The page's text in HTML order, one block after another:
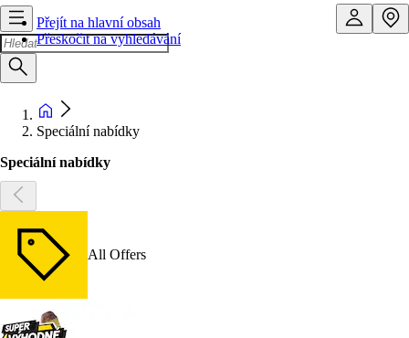
Přejít na hlavní obsah
Přeskočit na vyhledávání
Speciální nabídky
Speciální nabídky
All Offers